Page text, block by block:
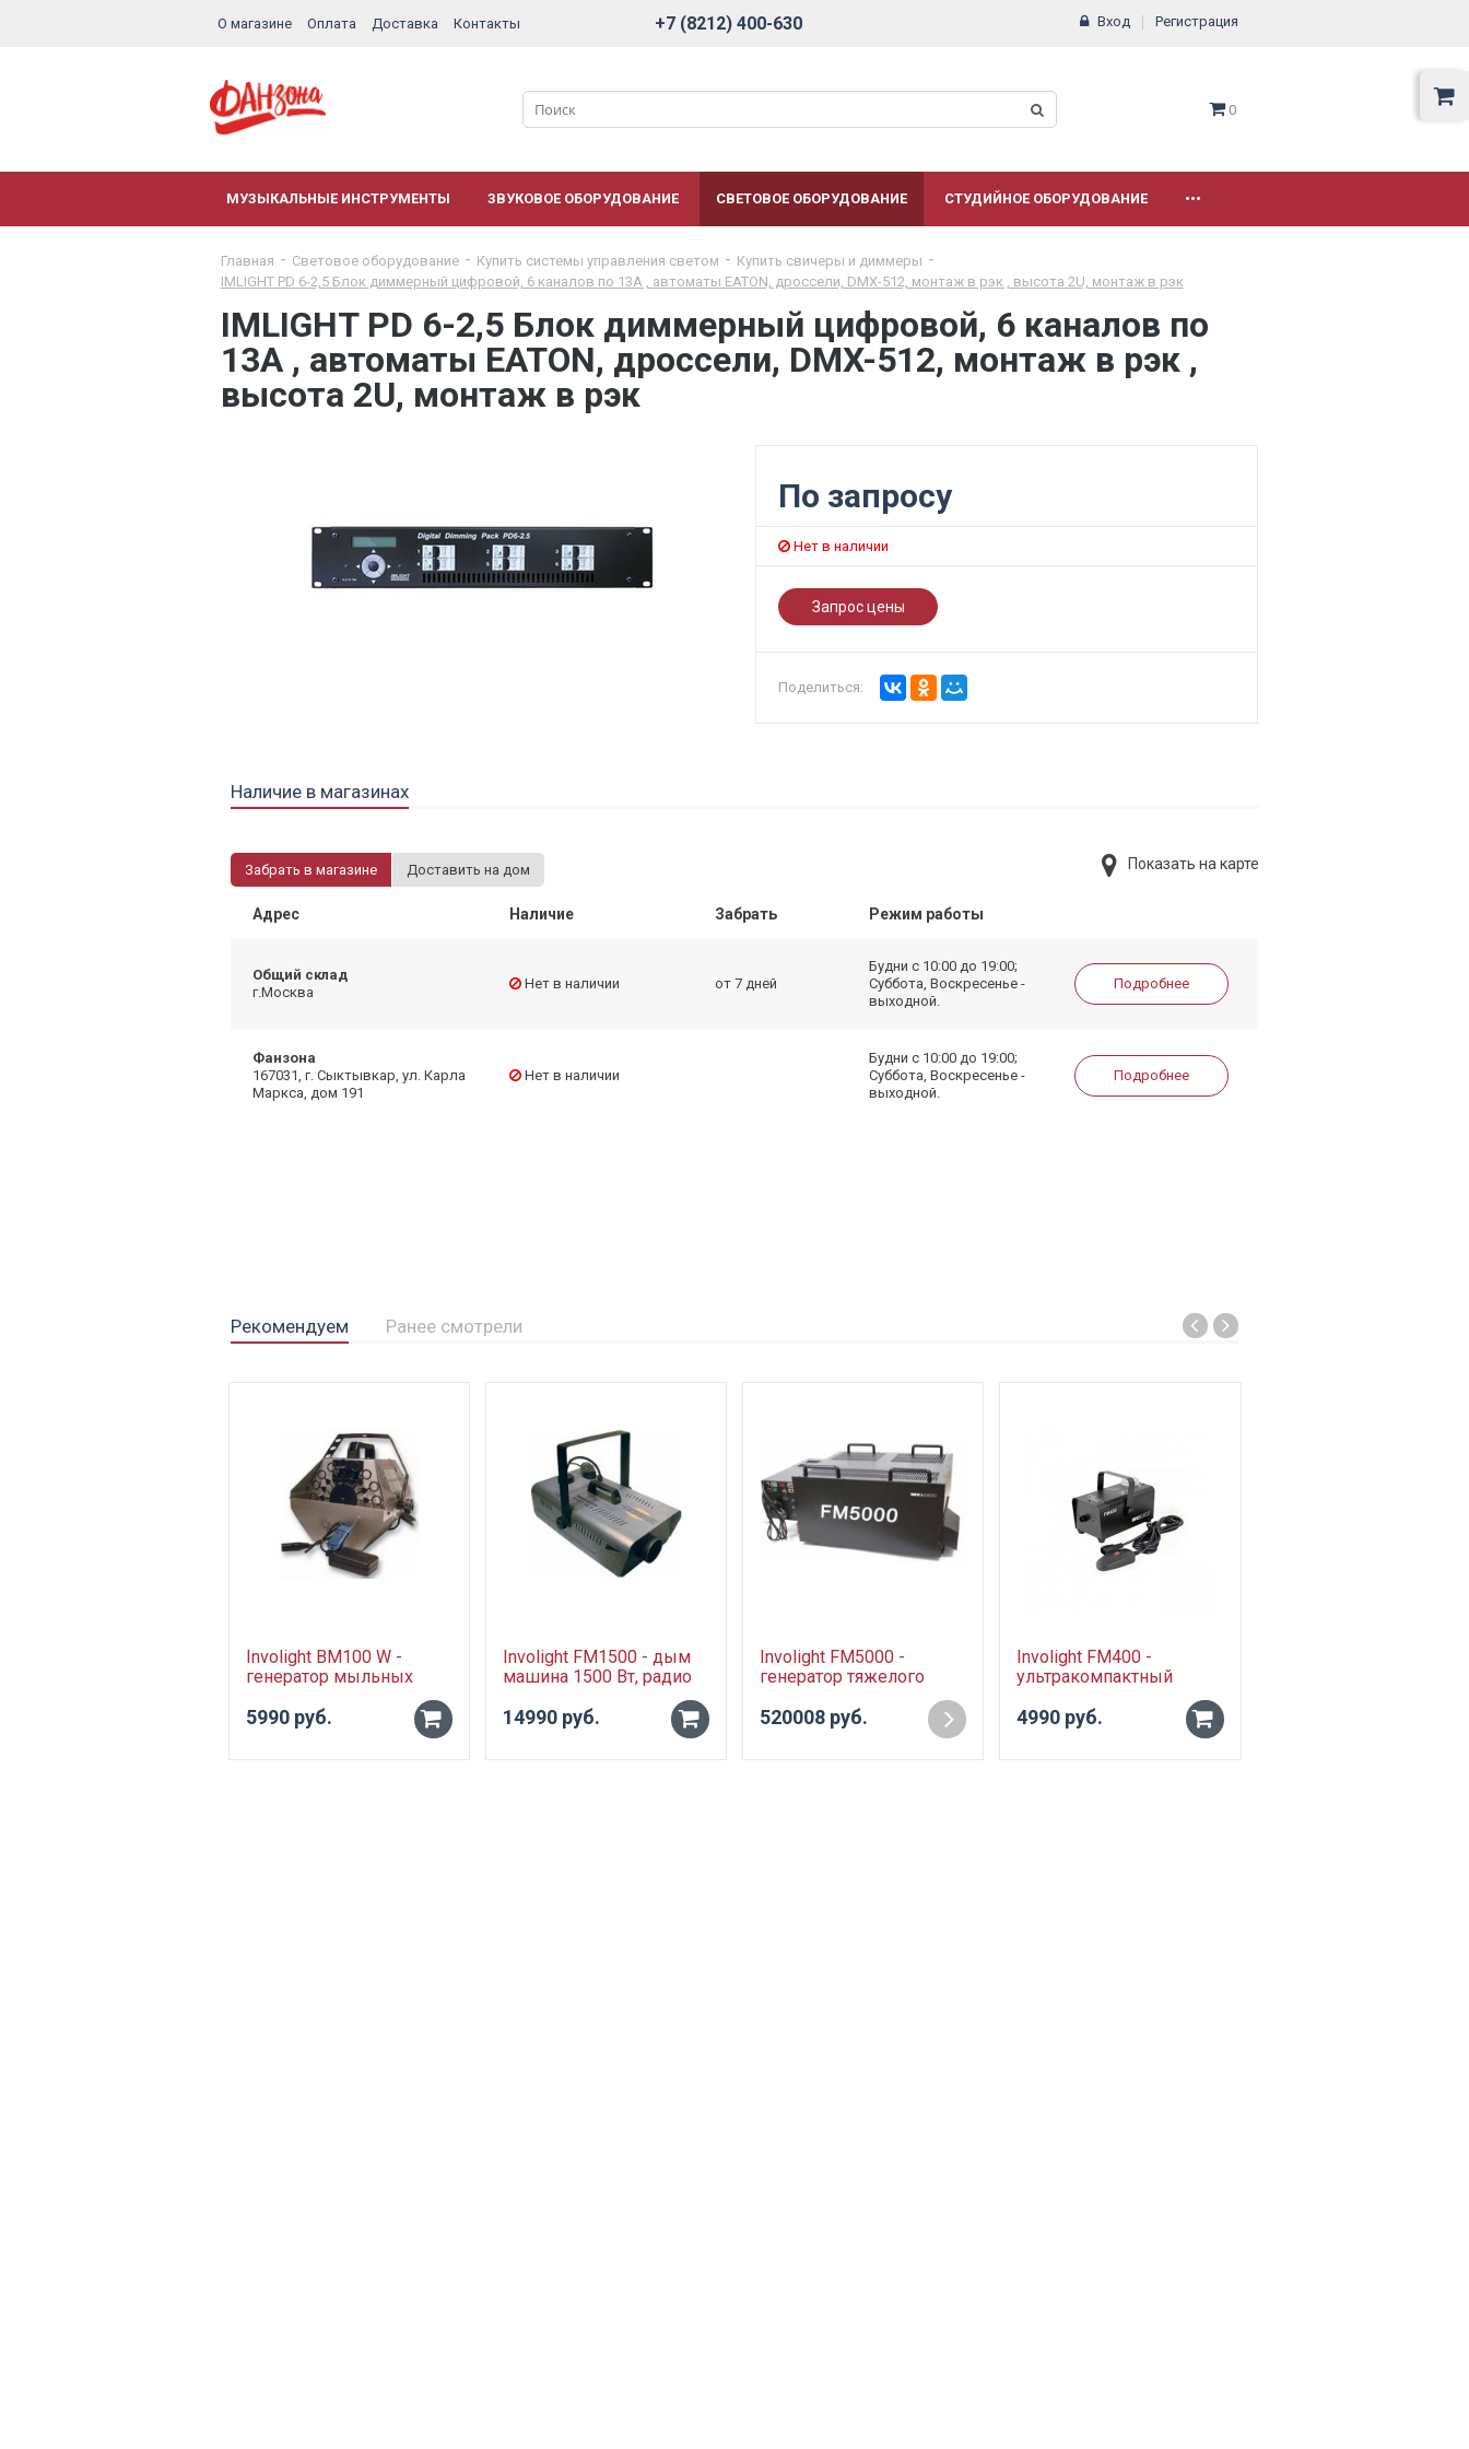
О магазине Оплата Доставка Контакты +7 (8212) 400-630 Вход Регистрация
0
МУЗЫКАЛЬНЫЕ ИНСТРУМЕНТЫ ЗВУКОВОЕ ОБОРУДОВАНИЕ СВЕТОВОЕ ОБОРУДОВАНИЕ СТУДИЙНОЕ ОБОРУДОВАНИЕ •••
Главная Световое оборудование Купить системы управления светом
Купить свичеры и диммеры
IMLIGHT PD 6-2,5 Блок диммерный цифровой, 6 каналов по 13А , автоматы EATON, дроссели, DMX-512, монтаж в рэк , высота 2U, монтаж в рэк
IMLIGHT PD 6-2,5 Блок диммерный цифровой, 6 каналов по
13А , автоматы EATON, дроссели, DMX-512, монтаж в рэк ,
высота 2U, монтаж в рэк
По запросу
Нет в наличии
Запрос цены
Поделиться:
Наличие в магазинах
Забрать в магазине Доставить на дом Показать на карте
Адрес Наличие Забрать Режим работы
Общий склад
г.Москва
Нет в наличии от 7 дней
Будни с 10:00 до 19:00;
Суббота, Воскресенье -
выходной.
Подробнее
Фанзона
167031, г. Сыктывкар, ул. Карла
Маркса, дом 191
Нет в наличии
Будни с 10:00 до 19:00;
Суббота, Воскресенье -
выходной.
Подробнее
Рекомендуем Ранее смотрели
Involight BM100 W -
генератор мыльных
5990 руб. -
Involight FM1500 - дым
машина 1500 Вт, радио
14990 руб. -
Involight FM5000 -
генератор тяжелого
холодильным агрегатом,
5 кВт, DMX-512
520008 руб.
Involight FM400 -
ультракомпактный
генератор дыма, 400 Вт,
проводной пульт
4990 руб. -